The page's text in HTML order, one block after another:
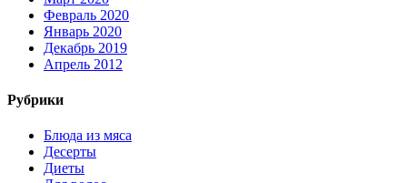
Февраль 2020
Январь 2020
Декабрь 2019
Апрель 2012
Рубрики
Блюда из мяса
Десерты
Диеты